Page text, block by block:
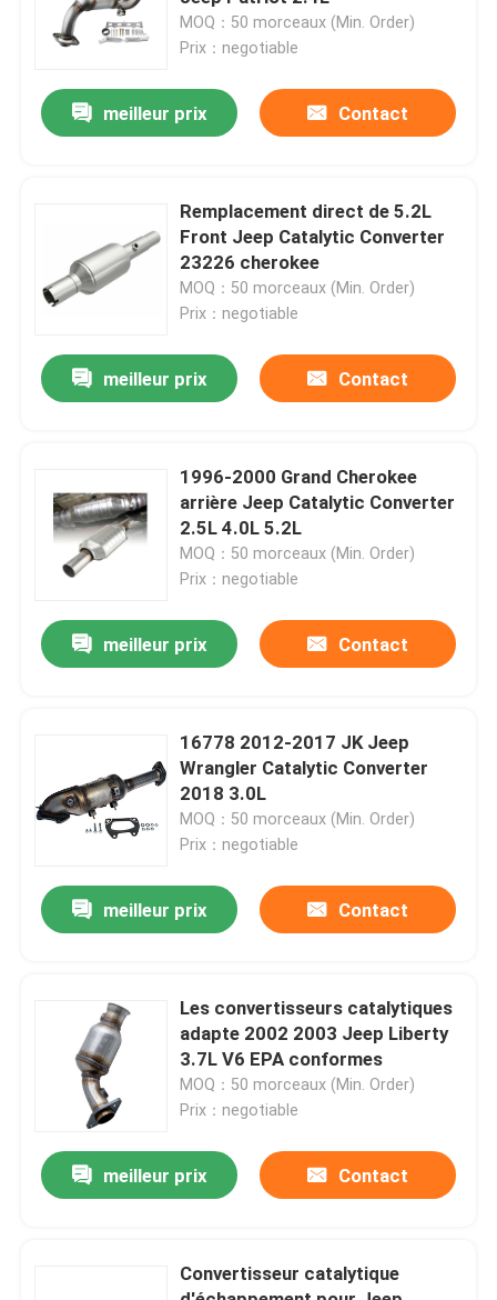
À la maison
Vidéos
Visite de l'usine
Contrôle de la qualité
Nous contacter
Demandez un devis
Nissan Catalytic Converter
MOQ：50 morceaux (Min. Order)
Prix：negotiable
meilleur prix Contact
Remplacement direct de 5.2L
Front Jeep Catalytic Converter
23226 cherokee
MOQ：50 morceaux (Min. Order)
Prix：negotiable
meilleur prix Contact
1996-2000 Grand Cherokee
arrière Jeep Catalytic Converter
2.5L 4.0L 5.2L
MOQ：50 morceaux (Min. Order)
Prix：negotiable
meilleur prix Contact
16778 2012-2017 JK Jeep
Wrangler Catalytic Converter
2018 3.0L
MOQ：50 morceaux (Min. Order)
Prix：negotiable
meilleur prix Contact
Les convertisseurs catalytiques
adapte 2002 2003 Jeep Liberty
3.7L V6 EPA conformes
MOQ：50 morceaux (Min. Order)
Prix：negotiable
meilleur prix Contact
Convertisseur catalytique